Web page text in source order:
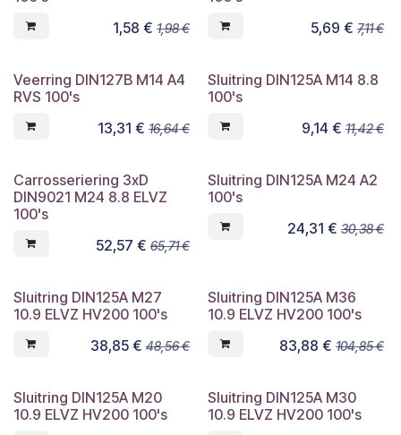
1,58 € 1,98€
5,69 € 7,11€
Veerring DIN127B M14 A4
RVS 100's
13,31 € 16,64€
Sluitring DIN125A M14 8.8
100's
9,14 € 11,42€
Carrosseriering 3xD
DIN9021 M24 8.8 ELVZ
100's
52,57 € 65,71€
Sluitring DIN125A M24 A2
100's
24,31 € 30,38€
Sluitring DIN125A M27
10.9 ELVZ HV200 100's
38,85€ 48,56€
Sluitring DIN125A M36
10.9 ELVZ HV200 100's
83,88 € 104,85€
Sluitring DIN125A M20
10.9 ELVZ HV200 100's
Sluitring DIN125A M30
10.9 ELVZ HV200 100's